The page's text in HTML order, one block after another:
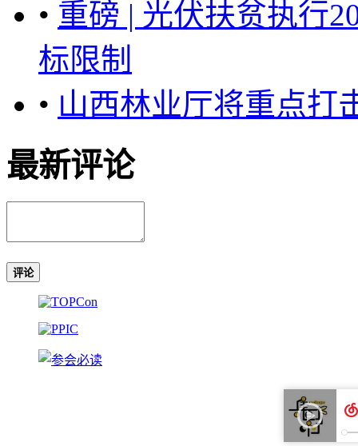
• 重磅 | 光伏扶贫执行
标限制
• 山西林业厅将重点打
最新评论
评论